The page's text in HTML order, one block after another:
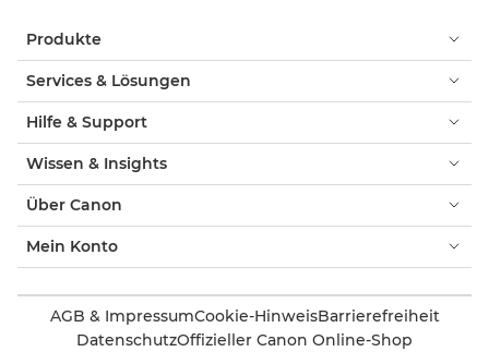
Produkte
Services & Lösungen
Hilfe & Support
Wissen & Insights
Über Canon
Mein Konto
AGB & ImpressumCookie-HinweisBarrierefreiheit
DatenschutzOffizieller Canon Online-Shop